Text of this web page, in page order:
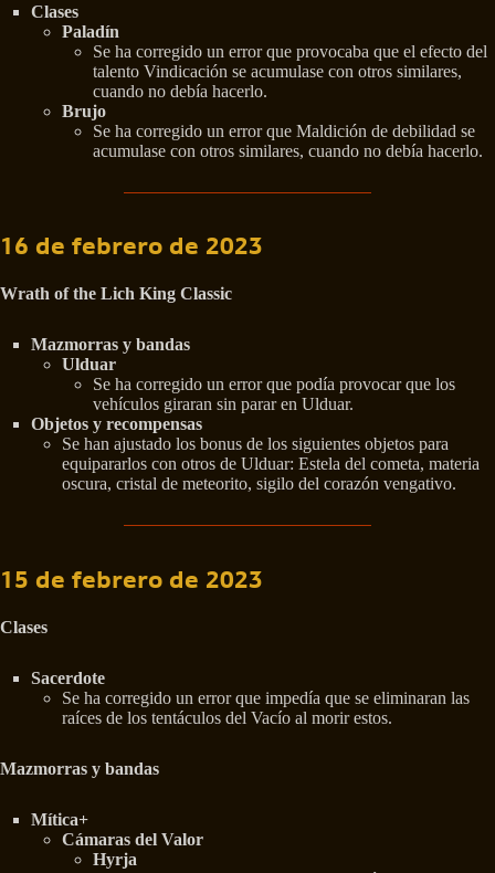
Clases
Paladín
Se ha corregido un error que provocaba que el efecto del
talento Vindicación se acumulase con otros similares,
cuando no debía hacerlo.
Brujo
Se ha corregido un error que Maldición de debilidad se
acumulase con otros similares, cuando no debía hacerlo.
16 de febrero de 2023
Wrath of the Lich King Classic
Mazmorras y bandas
Ulduar
Se ha corregido un error que podía provocar que los
vehículos giraran sin parar en Ulduar.
Objetos y recompensas
Se han ajustado los bonus de los siguientes objetos para
equipararlos con otros de Ulduar: Estela del cometa, materia
oscura, cristal de meteorito, sigilo del corazón vengativo.
15 de febrero de 2023
Clases
Sacerdote
Se ha corregido un error que impedía que se eliminaran las
raíces de los tentáculos del Vacío al morir estos.
Mazmorras y bandas
Mítica+
Cámaras del Valor
Hyrja